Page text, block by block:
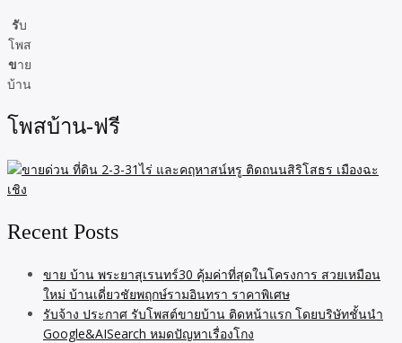
รับ
โพส
ขาย
บ้าน
โพสบ้าน-ฟรี
Recent Posts
ขาย บ้าน พระยาสุเรนทร์30 คุ้มค่าที่สุดในโครงการ สวยเหมือน
ใหม่ บ้านเดี่ยวชัยพฤกษ์รามอินทรา ราคาพิเศษ
รับจ้าง ประกาศ รับโพสต์ขายบ้าน ติดหน้าแรก โดยบริษัทชั้นนำ
Google&AISearch หมดปัญหาเรื่องโกง